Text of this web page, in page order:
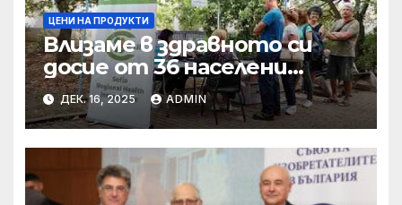
ЦЕНИ НА ПРОДУКТИ
Влизаме в здравното си
досие от 36 населени
места • МЗ
ДЕК. 16, 2025 ADMIN